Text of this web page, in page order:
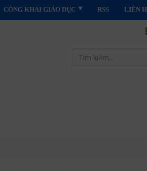
CÔNG KHAI GIÁO DỤC RSS LIÊN